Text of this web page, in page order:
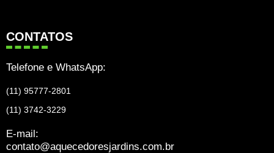
CONTATOS
Telefone e WhatsApp:
(11) 95777-2801
(11) 3742-3229
E-mail:
contato@aquecedoresjardins.com.br